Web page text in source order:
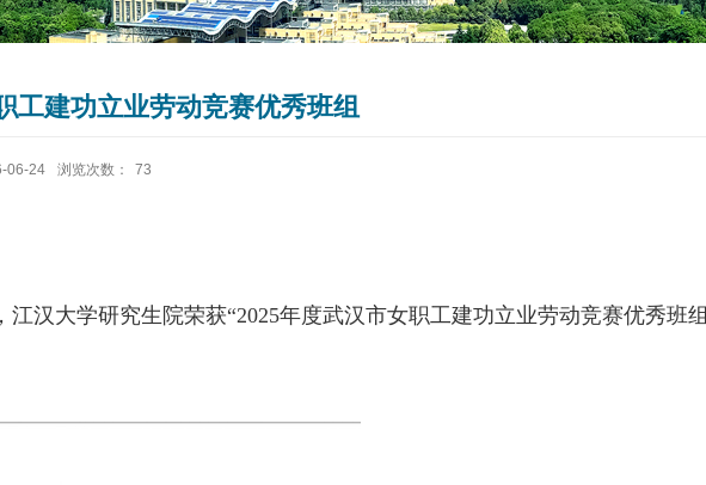
工建功立业劳动竞赛优秀班组
06-24 浏览次数： 73
江汉大学研究生院荣获“2025年度武汉市女职工建功立业劳动竞赛优秀班